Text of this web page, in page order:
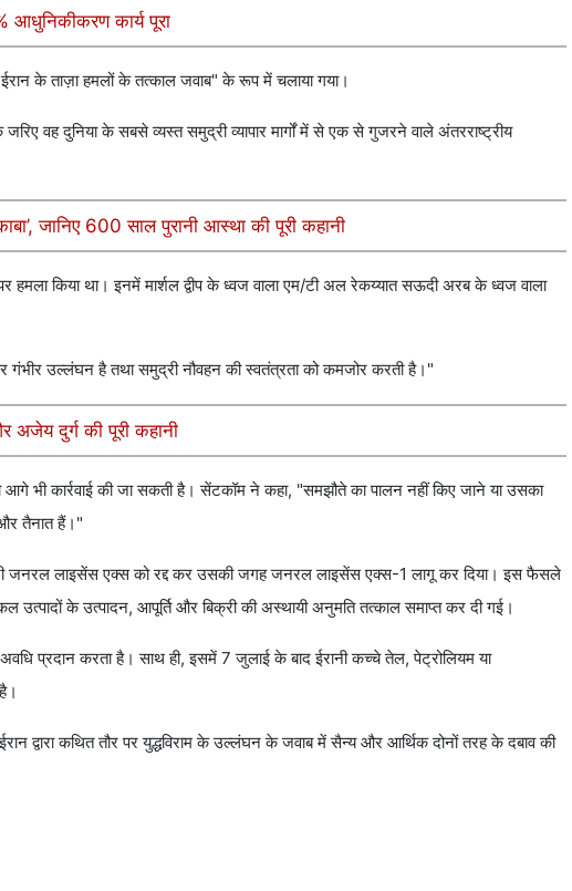
आधुनिकीकरण कार्य पूरा
के ताज़ा हमलों के तत्काल जवाब" के रूप में चलाया गया।
वह दुनिया के सबसे व्यस्त समुद्री व्यापार मार्गों में से एक से गुजरने वाले अंतरराष्ट्रीय
जानिए 600 साल पुरानी आस्था की पूरी कहानी
किया था। इनमें मार्शल द्वीप के ध्वज वाला एम/टी अल रेकय्यात सऊदी अरब के ध्वज वाला
गंभीर उल्लंघन है तथा समुद्री नौवहन की स्वतंत्रता को कमजोर करती है।"
अजेय दुर्ग की पूरी कहानी
भी कार्रवाई की जा सकती है। सेंटकॉम ने कहा, "समझौते का पालन नहीं किए जाने या उसका
और तैनात हैं।"
जनरल लाइसेंस एक्स को रद्द कर उसकी जगह जनरल लाइसेंस एक्स-1 लागू कर दिया। इस फैसले
उत्पादों के उत्पादन, आपूर्ति और बिक्री की अस्थायी अनुमति तत्काल समाप्त कर दी गई।
प्रदान करता है। साथ ही, इसमें 7 जुलाई के बाद ईरानी कच्चे तेल, पेट्रोलियम या
द्वारा कथित तौर पर युद्धविराम के उल्लंघन के जवाब में सैन्य और आर्थिक दोनों तरह के दबाव की